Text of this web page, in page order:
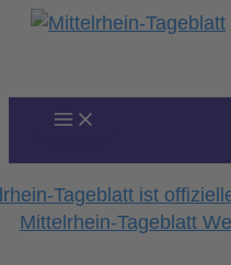
Zum